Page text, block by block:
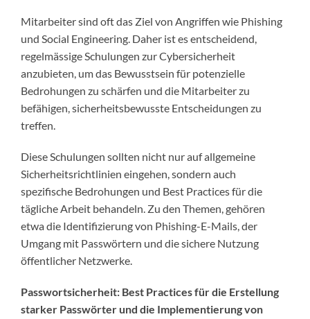
Mitarbeiter sind oft das Ziel von Angriffen wie Phishing
und Social Engineering. Daher ist es entscheidend,
regelmässige Schulungen zur Cybersicherheit
anzubieten, um das Bewusstsein für potenzielle
Bedrohungen zu schärfen und die Mitarbeiter zu
befähigen, sicherheitsbewusste Entscheidungen zu
treffen.
Diese Schulungen sollten nicht nur auf allgemeine
Sicherheitsrichtlinien eingehen, sondern auch
spezifische Bedrohungen und Best Practices für die
tägliche Arbeit behandeln. Zu den Themen, gehören
etwa die Identifizierung von Phishing-E-Mails, der
Umgang mit Passwörtern und die sichere Nutzung
öffentlicher Netzwerke.
Passwortsicherheit: Best Practices für die Erstellung
starker Passwörter und die Implementierung von